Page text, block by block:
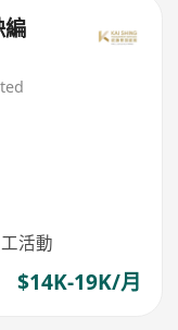
活動
$14K-19K/月